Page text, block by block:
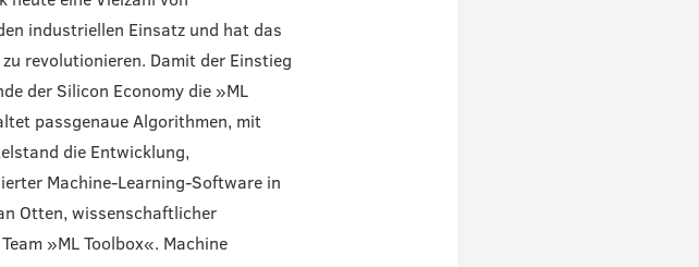
industriellen Einsatz und hat das
revolutionieren. Damit der Einstieg
der Silicon Economy die »ML
passgenaue Algorithmen, mit
die Entwicklung,
Machine-Learning-Software in
Otten, wissenschaftlicher
»ML Toolbox«. Machine